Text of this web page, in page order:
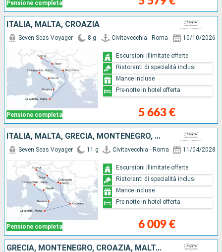
Pensione completa
ITALIA, MALTA, CROAZIA
Pensione completa
Seven Seas Voyager 8 g Civitavecchia - Roma 10/10/2026
5 663 €
Escursioni illimitate offerte
Ristoranti di specialità inclusi
Mance incluse
Pre-notte in hotel offerta
ITALIA, MALTA, GRECIA, MONTENEGRO, CROAZIA
Pensione completa
Seven Seas Voyager 11 g Civitavecchia - Roma 11/04/2028
6 009 €
Escursioni illimitate offerte
Ristoranti di specialità inclusi
Mance incluse
Pre-notte in hotel offerta
GRECIA, MONTENEGRO, CROAZIA, MALTA, ITALIA, SPAGNA